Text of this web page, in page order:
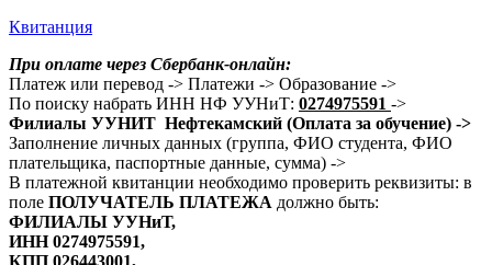
Квитанция
При оплате через Сбербанк-онлайн:
Платеж или перевод -> Платежи -> Образование ->
По поиску набрать ИНН НФ УУНиТ: 0274975591 ->
Филиалы УУНИТ Нефтекамский (Оплата за обучение) ->
Заполнение личных данных (группа, ФИО студента, ФИО
плательщика, паспортные данные, сумма) ->
В платежной квитанции необходимо проверить реквизиты: в
поле ПОЛУЧАТЕЛЬ ПЛАТЕЖА должно быть:
ФИЛИАЛЫ УУНиТ,
ИНН 0274975591,
КПП 026443001,